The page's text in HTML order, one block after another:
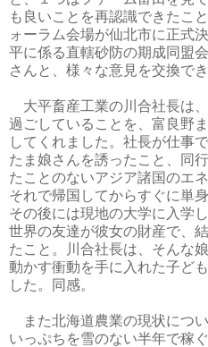
も良いことを再認識できたこ
ォーラム会場が仙北市に正式
平に係る直轄砂防の期成同盟
さんと、様々な意見を交換で
大平畜産工業の川合社長は
過ごしていることを、富良野
してくれました。社長が仕事
たま娘さんを誘ったこと、同
たことのないアジア諸国のエ
それで帰国してからすぐに単
その後には現地の大学に入学
世界の友達が彼女の財産で、
たこと。川合社長は、そんな
動かす衝動を手に入れた子ど
した。同感。
また北海道農業の現状につ
いっぷちを雪のない半年で稼